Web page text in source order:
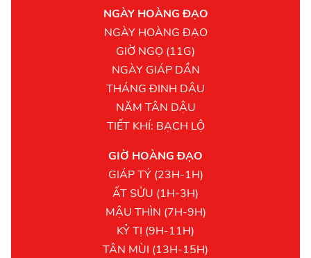
NGÀY HOÀNG ĐẠO
NGÀY HOÀNG ĐẠO
GIỜ NGỌ (11G)
NGÀY GIÁP DẦN
THÁNG ĐINH DẬU
NĂM TÂN DẬU
TIẾT KHÍ: BẠCH LỘ
GIỜ HOÀNG ĐẠO
GIÁP TÝ (23H-1H)
ẤT SỬU (1H-3H)
MẬU THÌN (7H-9H)
KỶ TỊ (9H-11H)
TÂN MÙI (13H-15H)